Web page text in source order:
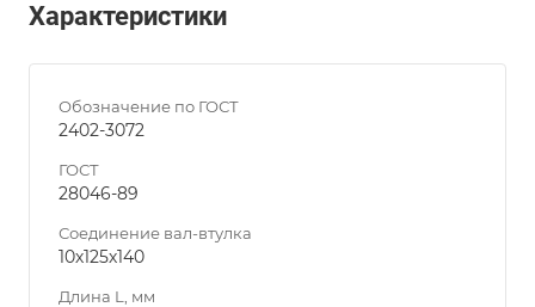
Характеристики
Обозначение по ГОСТ
2402-3072
ГОСТ
28046-89
Соединение вал-втулка
10х125х140
Длина L, мм